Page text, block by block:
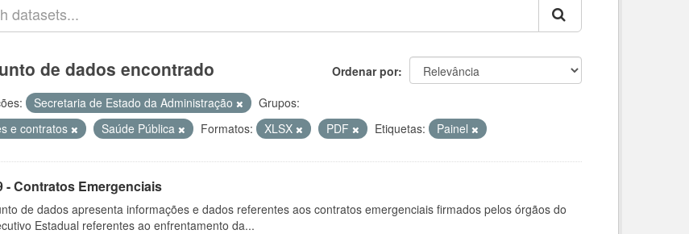
Ordenar por
de dados encontrado
Secretaria de Estado da Administração
Grupos:
e contratos
Saúde Pública Formatos: XLSX PDF Etiquetas: Painel
- Contratos Emergenciais
de dados apresenta informações e dados referentes aos contratos emergenciais firmados pelos órgãos do
Estadual referentes ao enfrentamento da...